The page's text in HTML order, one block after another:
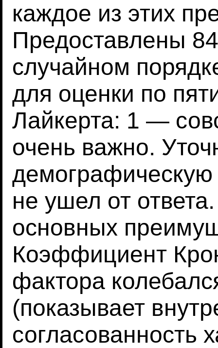
каждое из этих
Предоставлены
случайном
для оценки по
Лайкерта: 1 —
очень важно.
не ушел от
основных
Коэффициент
фактора
(показывает
согласованность